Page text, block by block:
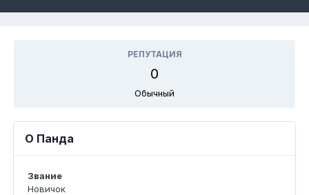
РЕПУТАЦИЯ
0
Обычный
О Панда
Звание
Новичок